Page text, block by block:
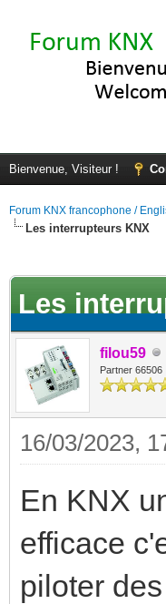
Bienvenue, Visiteur !
Forum KNX francophone /
Les interrupteurs KNX
Les
filou59
Partner 66506
16/03/2023,
En KNX
efficace
piloter